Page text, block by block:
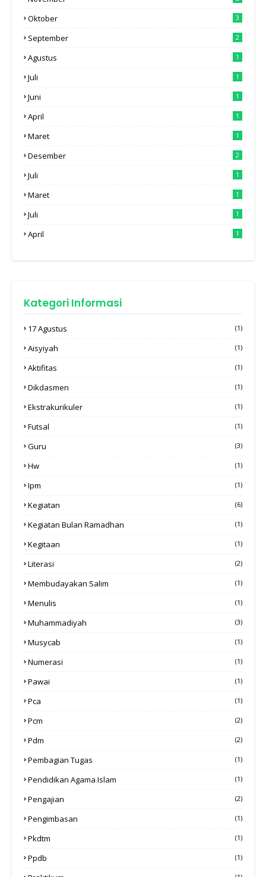
Oktober 3
September 2
Agustus 1
Juli 1
Juni 1
April 1
Maret 1
Desember 2
Juli 1
Maret 1
Juli 1
April 1
Kategori Informasi
17 Agustus (1)
Aisyiyah (1)
Aktifitas (1)
Dikdasmen (1)
Ekstrakurikuler (1)
Futsal (1)
Guru (3)
Hw (1)
Ipm (1)
Kegiatan (6)
Kegiatan Bulan Ramadhan (1)
Kegitaan (1)
Literasi (2)
Membudayakan Salim (1)
Menulis (1)
Muhammadiyah (3)
Musycab (1)
Numerasi (1)
Pawai (1)
Pca (1)
Pcm (2)
Pdm (2)
Pembagian Tugas (1)
Pendidikan Agama Islam (1)
Pengajian (2)
Pengimbasan (1)
Pkdtm (1)
Ppdb (1)